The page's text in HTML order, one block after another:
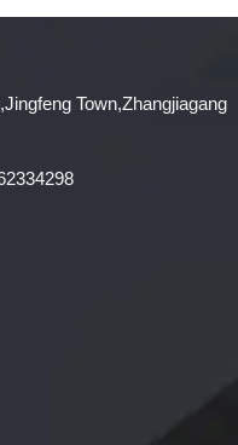
Town,Zhangjiagang